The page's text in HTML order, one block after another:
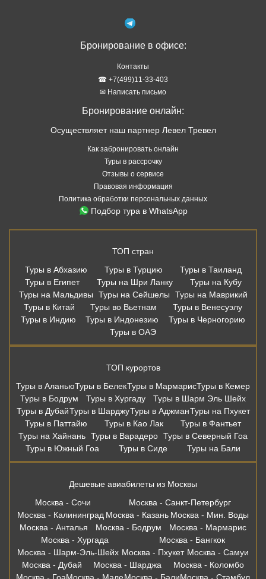
Бронирование в офисе:
Контакты
☎ +7(499)11-33-403
✉ Написать письмо
Бронирование онлайн:
Осуществляет наш партнер Левел Тревел
Как забронировать онлайн
Туры в рассрочку
Отзывы о сервисе
Правовая информация
Политика обработки персональных данных
Подбор тура в WhatsApp
ТОП стран
Туры в Абхазию
Туры в Турцию
Туры в Таиланд
Туры в Египет
Туры на Шри Ланку
Туры на Кубу
Туры на Мальдивы
Туры на Сейшелы
Туры на Маврикий
Туры в Китай
Туры во Вьетнам
Туры в Венесуэлу
Туры в Индию
Туры в Индонезию
Туры в Черногорию
Туры в ОАЭ
ТОП курортов
Туры в АланьюТуры в БелекТуры в МармарисТуры в Кемер
Туры в Бодрум
Туры в Хургаду
Туры в Шарм Эль Шейх
Туры в ДубайТуры в ШарджуТуры в АджманТуры на Пхукет
Туры в Паттайю
Туры в Као Лак
Туры в Фантьет
Туры на Хайнань Туры в Варадеро Туры в Северный Гоа
Туры в Южный Гоа
Туры в Сиде Туры на Бали
Дешевые авиабилеты из Москвы
Москва - Сочи
Москва - Санкт-Петербург
Москва - Калининград Москва - Казань Москва - Мин. Воды
Москва - Анталья
Москва - Бодрум
Москва - Мармарис
Москва - Хургада
Москва - Бангкок
Москва - Шарм-Эль-Шейх Москва - Пхукет Москва - Самуи
Москва - Дубай
Москва - Шарджа
Москва - Коломбо
Москва - ГоаМосква - МалеМосква - БалиМосква - Стамбул